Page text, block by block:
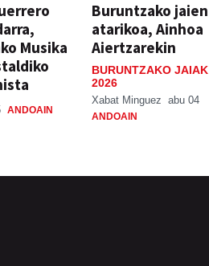
Musika
ANDOAIN
Buruntzako jaien
atarikoa, Ainhoa
Aiertzarekin
BURUNTZAKO JAIAK
2026
Xabat Minguez abu 04
ANDOAIN